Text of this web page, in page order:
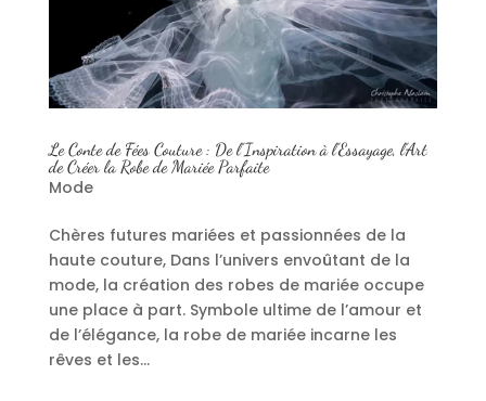
Le Conte de Fées Couture : De l’Inspiration à l’Essayage, l’Art
de Créer la Robe de Mariée Parfaite
Mode
Chères futures mariées et passionnées de la
haute couture, Dans l’univers envoûtant de la
mode, la création des robes de mariée occupe
une place à part. Symbole ultime de l’amour et
de l’élégance, la robe de mariée incarne les
rêves et les...